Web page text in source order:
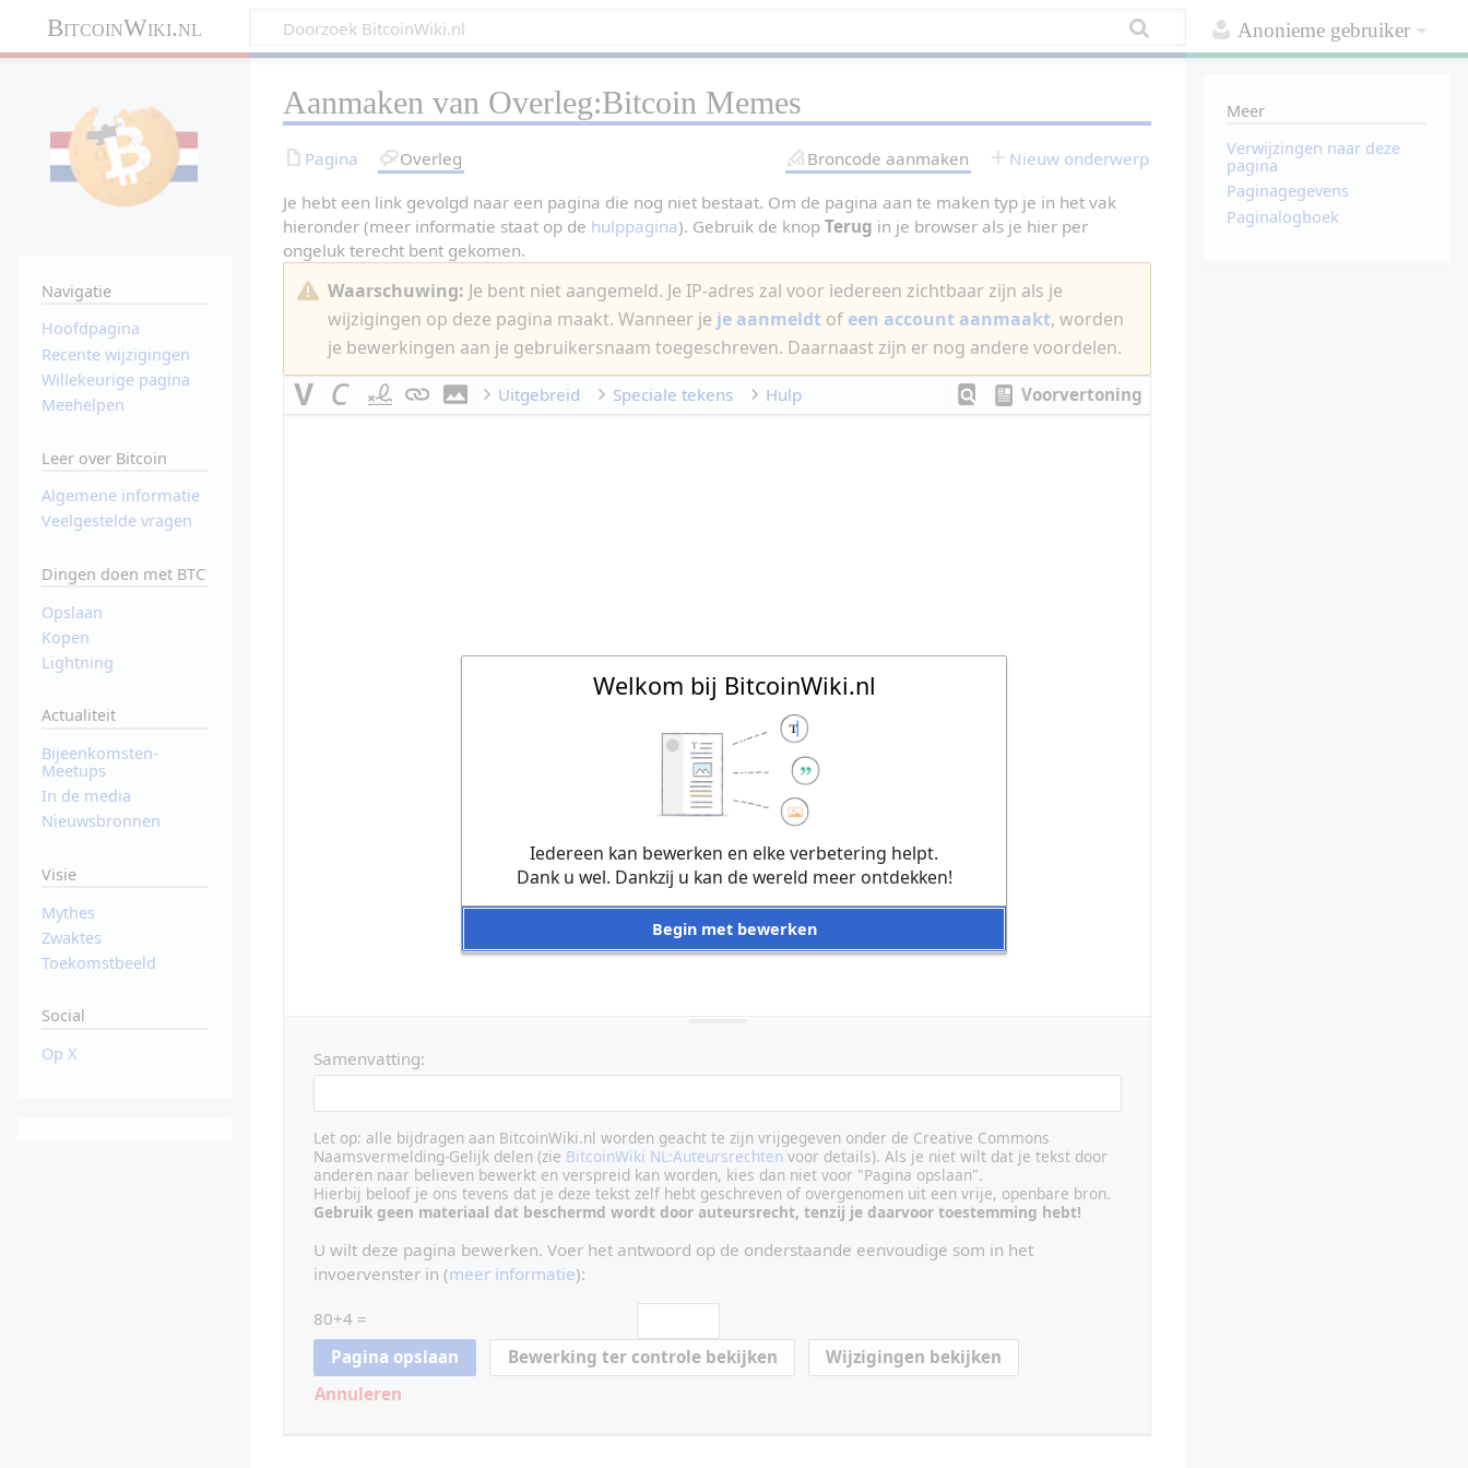
Anonieme gebruiker
BitcoinWiki.nl
Aanmaken van Overleg:Bitcoin Memes
Pagina Overleg Broncode aanmaken Nieuw onderwerp
Je hebt een link gevolgd naar een pagina die nog niet bestaat. Om de pagina aan te maken typ je in het vak
hieronder (meer informatie staat op de hulppagina). Gebruik de knopTerug in je browser als je hier per
ongeluk terecht bent gekomen.
Waarschuwing: Je bent niet aangemeld. Je IP-adres zal voor iedereen zichtbaar zijn als je
wijzigingen op deze pagina maakt. Wanneer je je aanmeldt of een account aanmaakt, worden
je bewerkingen aan je gebruikersnaam toegeschreven. Daarnaast zijn er nog andere voordelen.
Voorvertoning
Uitgebreid Speciale tekens Hulp
Samenvatting:
Let op: alle bijdragen aan BitcoinWiki.nl worden geacht te zijn vrijgegeven onder de Creative Commons
Naamsvermelding-Gelijk delen (zie BitcoinWiki NL:Auteursrechten voor details). Als je niet wilt dat je tekst door
anderen naar believen bewerkt en verspreid kan worden, kies dan niet voor "Pagina opslaan".
Hierbij beloof je ons tevens dat je deze tekst zelf hebt geschreven of overgenomen uit een vrije, openbare bron.
Gebruik geen materiaal dat beschermd wordt door auteursrecht, tenzij je daarvoor toestemming hebt!
U wilt deze pagina bewerken. Voer het antwoord op de onderstaande eenvoudige som in het
invoervenster in (meer informatie):
80+4 =
Annuleren
Navigatie
Hoofdpagina
Recente wijzigingen
Willekeurige pagina
Meehelpen
Leer over Bitcoin
Algemene informatie
Veelgestelde vragen
Dingen doen met BTC
Opslaan
Kopen
Lightning
Actualiteit
Bijeenkomsten-
Meetups
In de media
Nieuwsbronnen
Visie
Mythes
Zwaktes
Toekomstbeeld
Social
Op X
Meer
Verwijzingen naar deze
pagina
Paginagegevens
Paginalogboek
Welkom bij BitcoinWiki.nl
Iedereen kan bewerken en elke verbetering helpt.
Dank u wel. Dankzij u kan de wereld meer ontdekken!
Begin met bewerken